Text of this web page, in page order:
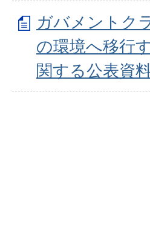
ガバメントク
の環境へ移行
関する公表資